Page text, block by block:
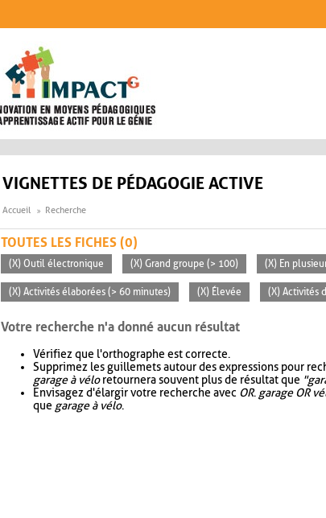
VIGNETTES DE PÉDAGOGIE ACTIVE
Accueil Recherche
TOUTES LES FICHES (0)
(X) Outil électronique (X) Grand groupe (> 100) (X) En
(X) Activités élaborées (> 60 minutes) (X) Élevée (X) Activités
Votre recherche n'a donné aucun résultat
Vérifiez que l'orthographe est correcte.
Supprimez les guillemets autour des expressions pour
garage à véloretournera souvent plus de résultat que
Envisagez d'élargir votre recherche avec OR. garage OR
que garage à vélo.